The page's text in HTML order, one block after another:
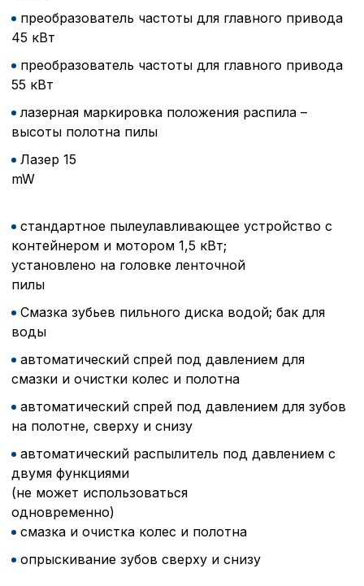
преобразователь частоты для главного привода
45 кВт
преобразователь частоты для главного привода
55 кВт
лазерная маркировка положения распила –
высоты полотна пилы
Лазер 15
стандартное пылеулавливающее устройство с
контейнером и мотором 1,5 кВт;
установлено на головке ленточной
пилы
Смазка зубьев пильного диска водой; бак для
воды
автоматический спрей под давлением для
смазки и очистки колес и полотна
автоматический спрей под давлением для зубов
на полотне, сверху и снизу
автоматический распылитель под давлением с
двумя функциями
(не может использоваться
смазка и очистка колес и полотна
опрыскивание зубов сверху и снизу
параметров
можете ознакомиться с
описание и сроки
Внимание:
пользователей
совершенствованию
исходя из